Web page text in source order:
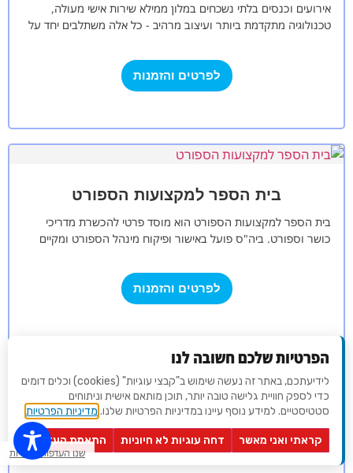
אירועים וכנסים בלתי נשכחים במלון ממילא שירות אישי מעולה,
טכנולוגיה מתקדמת ביותר ועיצוב מרהיב - כל אלה משתלבים יחד על
לפרטים והזמנות
בית הספר למקצועות הספורט
בית הספר למקצועות הספורט הוא מוסד פרטי להכשרת מדריכי
כושר וספורט. ביה"ס פועל באישור ופיקוח מינהל הספורט ומקיים
לפרטים והזמנות
מטעים
בלב שמורת טבע באזור הקסום של רמת הנדיב, ניצבת מסעדת
מטעים. במסעדה תוכלו להתענג על תפריט חלבי כשר ואיכותי. לצד
המסעדה במקום…
מקום
לאירוע?
הפרטיות שלכם חשובה לנו
לידיעתכם, באתר זה נעשה שימוש ב"קבצי עוגיות" (cookies) וכלים דומים
כדי לספק חוויית גלישה טובה יותר, תוכן מותאם אישית וניתוחים
סטטיסטיים. למידע נוסף עיינו במדיניות הפרטיות שלנו. מדיניות הפרטיות
קראתי ואני מאשר דחה עוגיות לא חיוניות
התאמת העדפות
שנו העדפות פרטיות